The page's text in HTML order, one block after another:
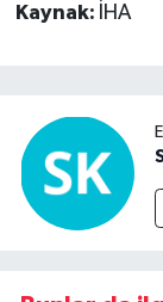
Kaynak: İHA